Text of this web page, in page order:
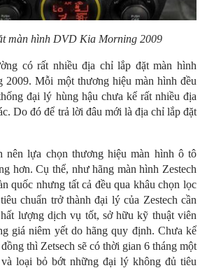
màn hình DVD Kia Morning 2009
có rất nhiều địa chỉ lắp đặt màn hình
Mỗi một thương hiệu màn hình đều
đại lý hùng hậu chưa kể rất nhiều địa
Do đó để trả lời đâu mới là địa chỉ lắp đặt
nên lựa chọn thương hiệu màn hình ô tô
hơn. Cụ thể, như hãng màn hình Zestech
quốc nhưng tất cả đều qua khâu chọn lọc
chuẩn trở thành đại lý của Zestech cần
lượng dịch vụ tốt, sở hữu kỹ thuật viên
giá niêm yết do hãng quy định. Chưa kể
thì Zetsech sẽ có thời gian 6 tháng một
loại bỏ bớt những đại lý không đủ tiêu